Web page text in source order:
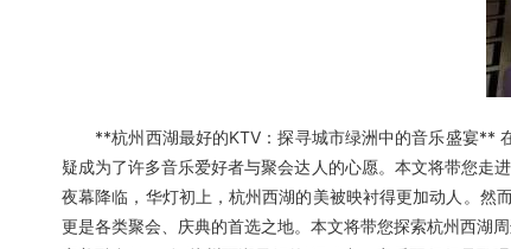
**杭州西湖最好的KTV：探寻城市绿洲中的音乐盛宴** 在
疑成为了许多音乐爱好者与聚会达人的心愿。本文将带您
夜幕降临，华灯初上，杭州西湖的美被映衬得更加动人。
更是各类聚会、庆典的首选之地。本文将带您探索杭州西湖